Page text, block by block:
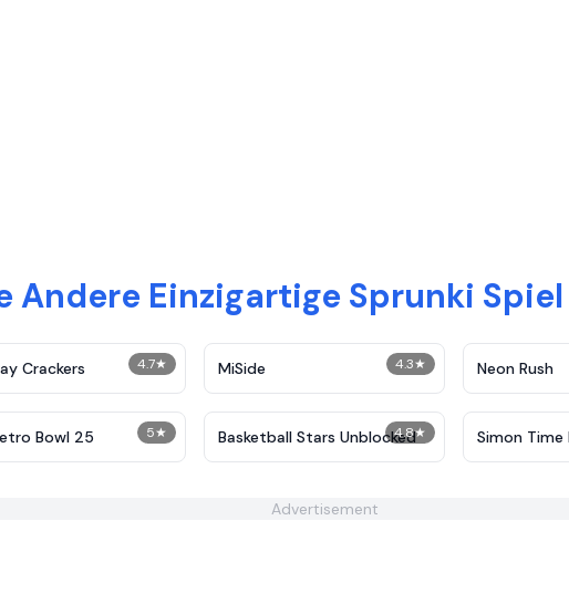
Andere Einzigartige Sprunki
4.7★
Crackers 4.3★
MiSide Neon Rush
5★
Bowl 25 4.8★
Basketball Stars Unblocked Simon Time
Advertisement